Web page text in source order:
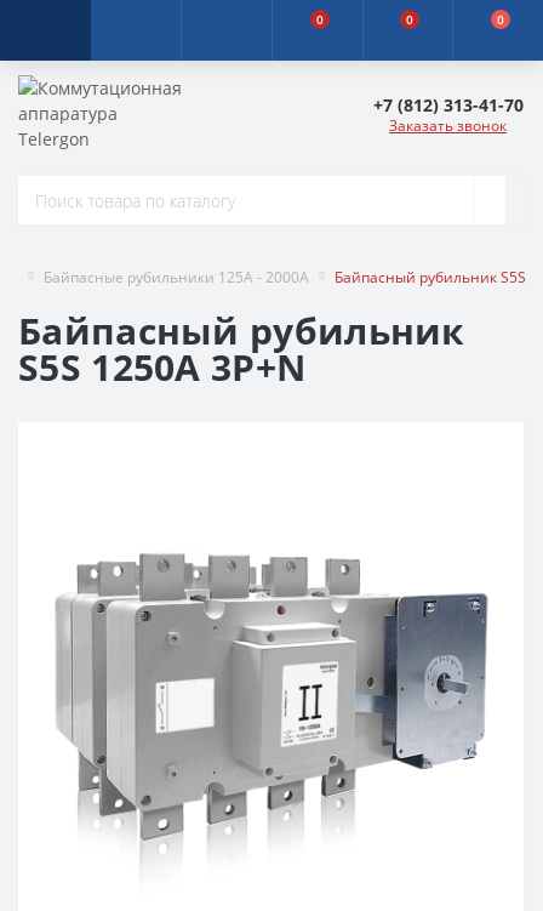
0 0 0
+7 (812) 313-41-70
Заказать звонок
Байпасные рубильники 125A - 2000A Байпасный рубильник S5S
Байпасный рубильник
S5S 1250A 3P+N